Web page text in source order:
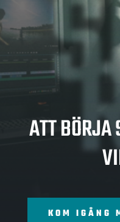
ATT BÖRJA
KOM IGÅNG